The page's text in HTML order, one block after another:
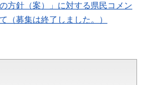
方針（案）」に対する県民コメン
（募集は終了しました。）